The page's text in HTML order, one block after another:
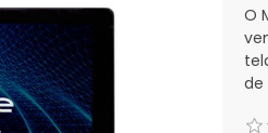
O
de